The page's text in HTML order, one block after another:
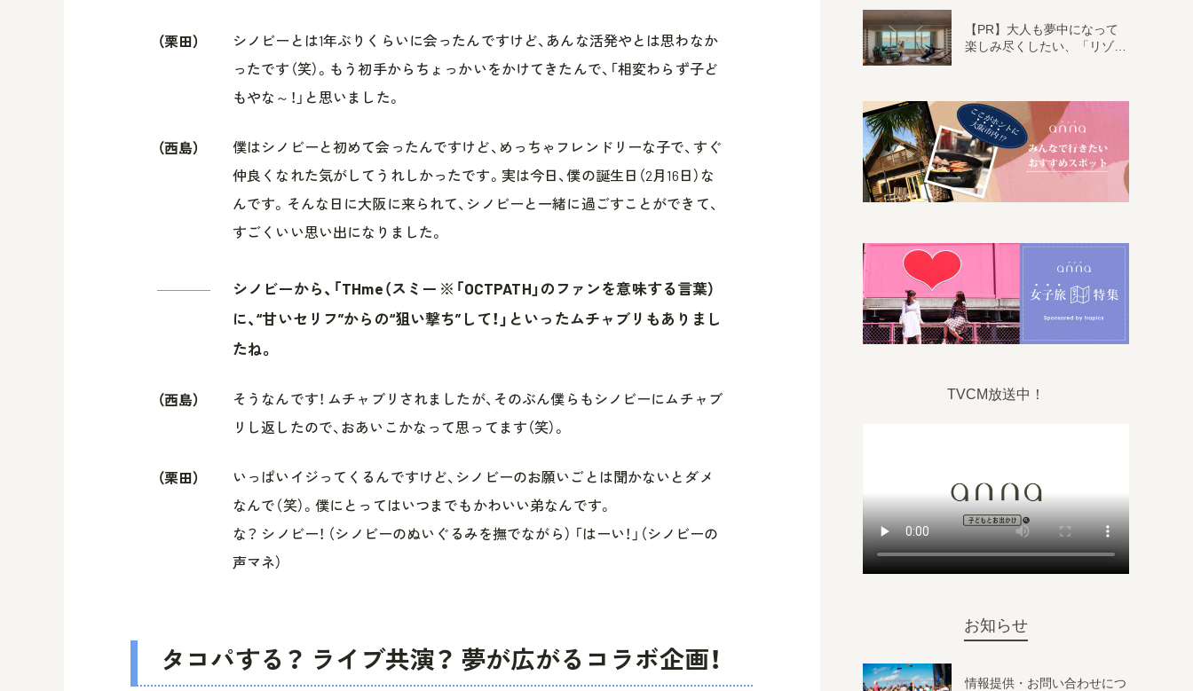
（栗田）
シノビーとは1年ぶりくらいに会ったんですけど、あんな活発やとは思わなか
ったです（笑）。もう初手からちょっかいをかけてきたんで、「相変わらず子ど
もやな～！」と思いました。
（西島）
僕はシノビーと初めて会ったんですけど、めっちゃフレンドリーな子で、すぐ
仲良くなれた気がしてうれしかったです。実は今日、僕の誕生日（2月16日）な
んです。そんな日に大阪に来られて、シノビーと一緒に過ごすことができて、
すごくいい思い出になりました。
シノビーから、「THme（スミー ※「OCTPATH」のファンを意味する言葉）
に、“甘いセリフ”からの“狙い撃ち”して！」といったムチャブリもありまし
たね。
（西島）
そうなんです！ ムチャブリされましたが、そのぶん僕らもシノビーにムチャブ
リし返したので、おあいこかなって思ってます（笑）。
（栗田）
いっぱいイジってくるんですけど、シノビーのお願いごとは聞かないとダメ
なんで（笑）。僕にとってはいつまでもかわいい弟なんです。
な？ シノビー！ （シノビーのぬいぐるみを撫でながら） 「はーい！」（シノビーの
声マネ）
タコパする？ ライブ共演？ 夢が広がるコラボ企画！
【PR】大人も夢中になって
楽しみ尽くしたい、「リゾ…
TVCM放送中！
お知らせ
情報提供・お問い合わせにつ